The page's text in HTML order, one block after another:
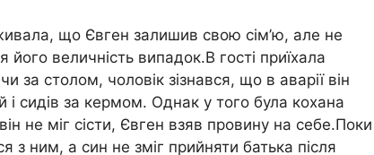
що Євген залишив свою сім’ю, але не
величність випадок.В гості приїхала
за столом, чоловік зізнався, що в аварії він
сидів за кермом. Однак у того була кохана
не міг сісти, Євген взяв провину на себе.Поки
з ним, а син не зміг прийняти батька після